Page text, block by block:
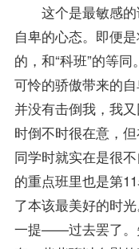
这个是最敏感的
自卑的心态。即便
的，和“科班”的等
可怜的骄傲带来的
并没有击倒我，我
时倒不时很在意，
同学时就实在是很
的重点班里也是第
了本该最美好的时
一提——过去罢了。